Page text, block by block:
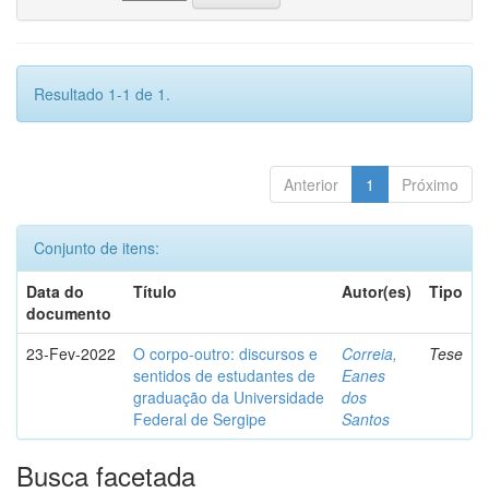
Resultado 1-1 de 1.
Anterior 1 Próximo
Conjunto de itens:
Data do
documento
Título Autor(es) Tipo
23-Fev-2022
O corpo-outro: discursos e
sentidos de estudantes de
graduação da Universidade
Federal de Sergipe
Correia,
Eanes
dos
Santos
Tese
Busca facetada